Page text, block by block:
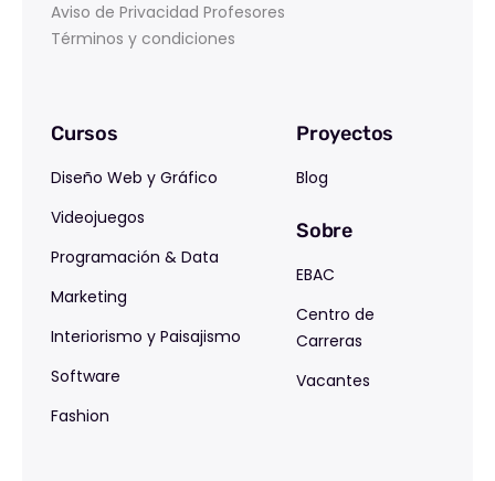
Aviso de Privacidad Profesores
Términos y condiciones
Cursos
Diseño Web y Gráfico
Videojuegos
Programación & Data
Marketing
Interiorismo y Paisajismo
Software
Fashion
Proyectos
Blog
Sobre
EBAC
Centro de
Carreras
Vacantes